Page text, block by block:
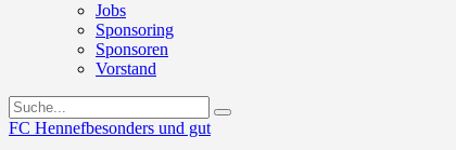
Jobs
Sponsoring
Sponsoren
Vorstand
FC Hennefbesonders und gut